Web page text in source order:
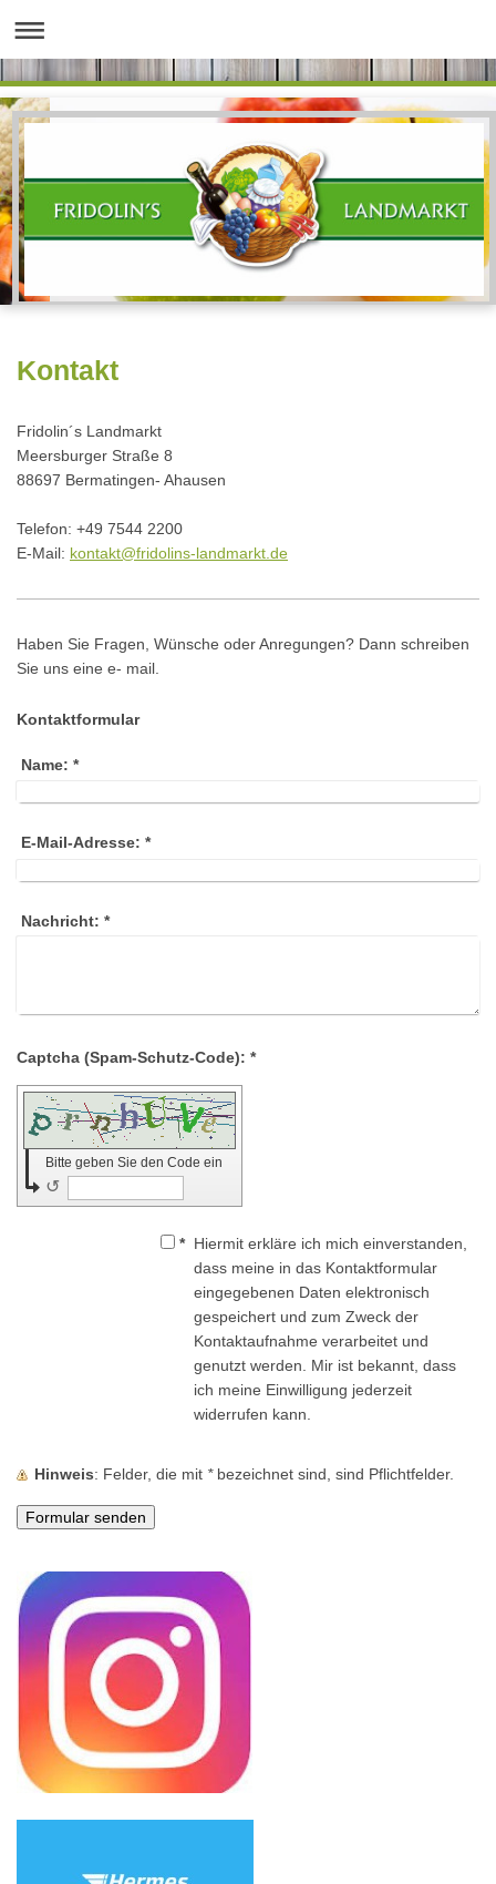
Kontakt
Fridolin´s Landmarkt
Meersburger Straße 8
88697 Bermatingen- Ahausen
Telefon: +49 7544 2200
E-Mail: kontakt@fridolins-landmarkt.de
Haben Sie Fragen, Wünsche oder Anregungen? Dann schreiben
Sie uns eine e- mail.
Kontaktformular
Name: *
E-Mail-Adresse: *
Nachricht: *
Captcha (Spam-Schutz-Code): *
Bitte geben Sie den Code ein
↺
* Hiermit erkläre ich mich einverstanden,
dass meine in das Kontaktformular
eingegebenen Daten elektronisch
gespeichert und zum Zweck der
Kontaktaufnahme verarbeitet und
genutzt werden. Mir ist bekannt, dass
ich meine Einwilligung jederzeit
widerrufen kann.
Hinweis : Felder, die mit *bezeichnet sind, sind Pflichtfelder.